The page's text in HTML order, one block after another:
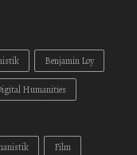
Benjamin Loy
Humanities
Film